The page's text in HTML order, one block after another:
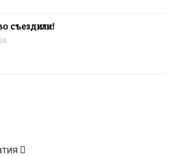
съездили!